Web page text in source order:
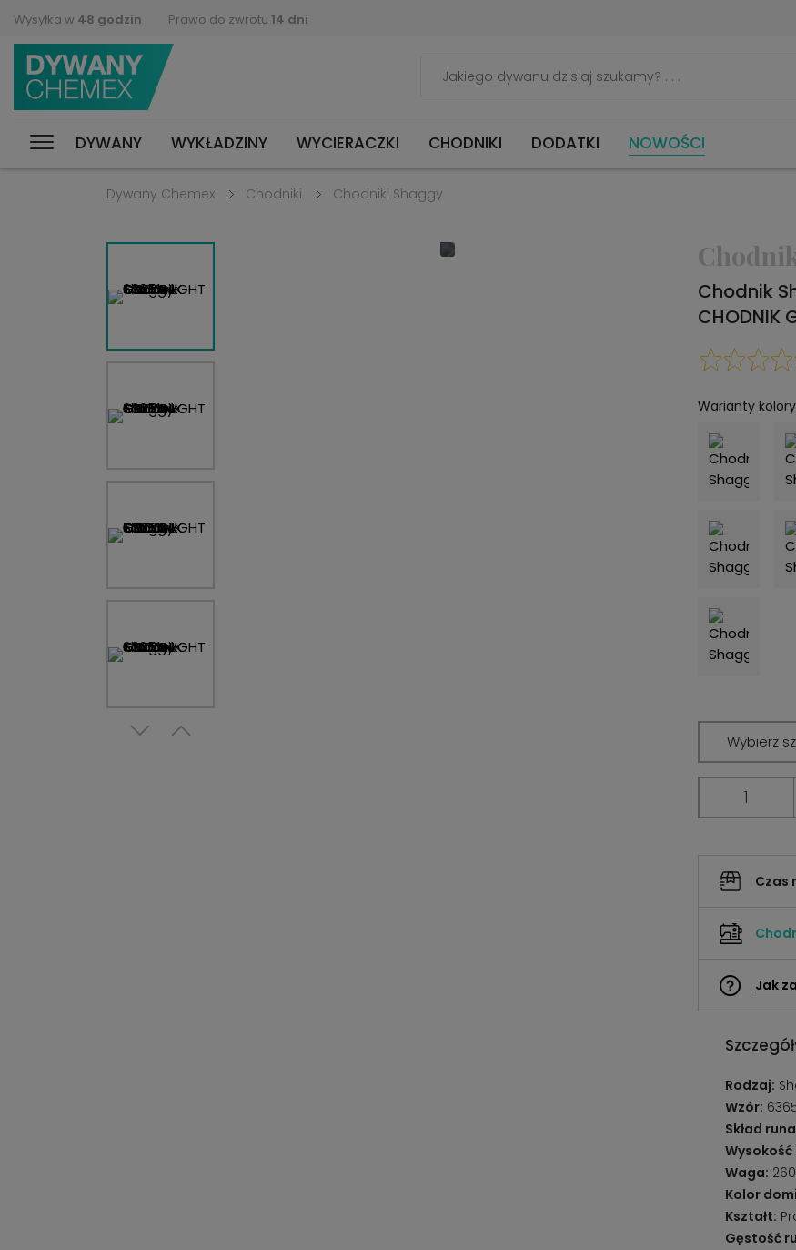
Wysyłka w 48 godzin Prawo do zwrotu 14 dni
DYWANY WYKŁADZINY WYCIERACZKI CHODNIKI DODATKI NOWOŚCI
Dywany Chemex Chodniki Chodniki Shaggy
Chodnik
CHODNIK
Warianty
Wybierz
Czas
Jak
Rodzaj:
Wzór:
Skład
Wysokość
Waga:
Kolor
Kształt:
Gęstość